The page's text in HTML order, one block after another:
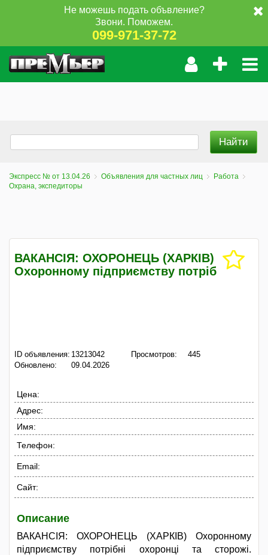
Не можешь подать объвление?
Звони. Поможем.
099-971-37-72
Экспресс № от 13.04.26 Объявления для частных лиц
Работа
Охрана, экспедиторы
ВАКАНСІЯ: ОХОРОНЕЦЬ (ХАРКІВ)
Охоронному підприємству потріб
ID объявления: 13213042
Обновлено:
09.04.2026
Просмотров: 445
Цена:
Адрес:
Имя:
Телефон:
Email:
Сайт:
Описание
ВАКАНСІЯ: ОХОРОНЕЦЬ (ХАРКІВ) Охоронному
підприємству потрібні охоронці та сторожі.